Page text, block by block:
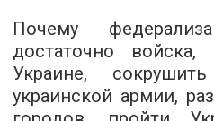
Почему
достаточно
Украине,
украинской армии,